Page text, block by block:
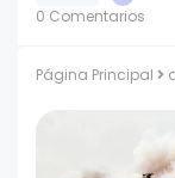
0 Comentarios
Página Principal